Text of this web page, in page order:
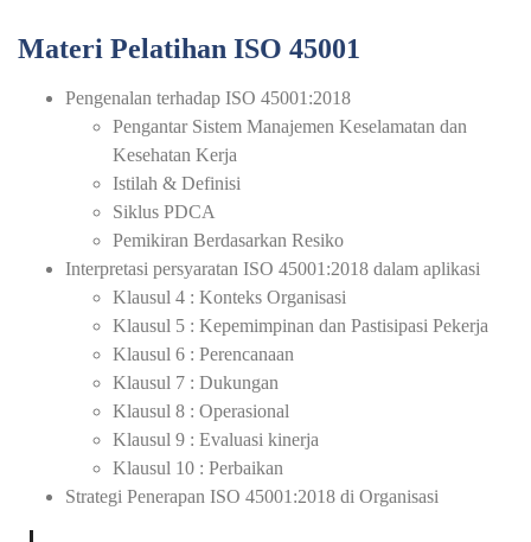
Materi Pelatihan ISO 45001
Pengenalan terhadap ISO 45001:2018
Pengantar Sistem Manajemen Keselamatan dan
Kesehatan Kerja
Istilah & Definisi
Siklus PDCA
Pemikiran Berdasarkan Resiko
Interpretasi persyaratan ISO 45001:2018 dalam aplikasi
Klausul 4 : Konteks Organisasi
Klausul 5 : Kepemimpinan dan Pastisipasi Pekerja
Klausul 6 : Perencanaan
Klausul 7 : Dukungan
Klausul 8 : Operasional
Klausul 9 : Evaluasi kinerja
Klausul 10 : Perbaikan
Strategi Penerapan ISO 45001:2018 di Organisasi